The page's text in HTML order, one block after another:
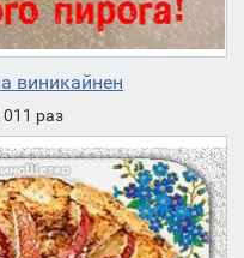
виникайнен
раз